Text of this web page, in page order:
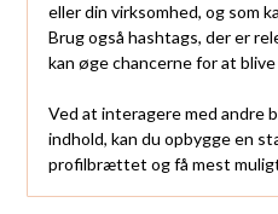
eller din virksomhed, og som
Brug også hashtags, der er
kan øge chancerne for at
Ved at interagere med andre
indhold, kan du opbygge en
profilbrættet og få mest